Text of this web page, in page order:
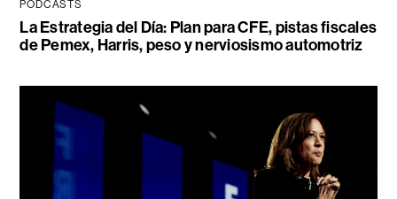
PODCASTS
La Estrategia del Día: Plan para CFE, pistas fiscales
de Pemex, Harris, peso y nerviosismo automotriz